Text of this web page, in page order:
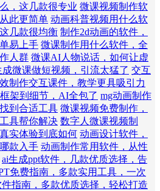
，这几款很专业 微课视频制作软
此更简单 动画科普视频用什么软
几款很均衡 制作2d动画的软件，
易上手 微课制作用什么软件，全
人群 微课AI人物说话，如何让虚
成微课做短视频，引流太猛了 交互
制作交互课件，教学更具吸引力
架到细节，AI全包了 mg动画制作
到合适工具 微课视频免费制作，
具帮你解决 数字人微课视频制
实体验到底如何 动画设计软件，
款入手 动画制作常用软件，从性
ai生成ppt软件，几款优质选择，告
免费指南，多款实用工具，一次
指南，多款优质选择，轻松打造